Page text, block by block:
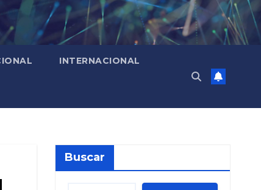
INTERNACIONAL
Buscar